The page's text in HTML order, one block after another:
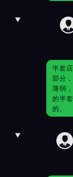
半套
部分
薄弱
的半
的。
